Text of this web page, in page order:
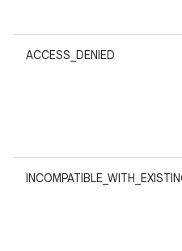
ACCESS_DENIED